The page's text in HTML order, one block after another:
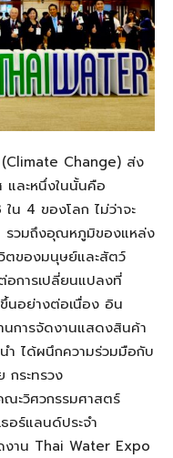
Change) ส่ง
และหนึ่งในนั้นคือ
น 4 ของโลก ไม่ว่าจะ
วมถึงอุณหภูมิของแหล่ง
ตของมนุษย์และสัตว์
อการเปลี่ยนแปลงที่
นอย่างต่อเนื่อง อิน
นการจัดงานแสดงสินค้า
ำ ได้ผนึกความร่วมมือกับ
กระทรวง
ะวิศวกรรมศาสตร์
อร์แลนด์ประจำ
งาน Thai Water Expo